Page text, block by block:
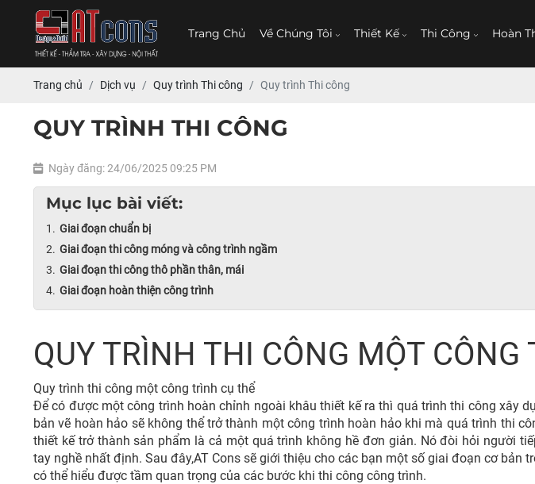
Trang Chủ Về Chúng Tôi Thiết Kế Thi Công Hoàn
Trang chủ Dịch vụ Quy trình Thi công Quy trình Thi công
QUY TRÌNH THI CÔNG
Ngày đăng: 24/06/2025 09:25 PM
Mục lục bài viết:
Giai đoạn chuẩn bị
Giai đoạn thi công móng và công trình ngầm
Giai đoạn thi công thô phần thân, mái
Giai đoạn hoàn thiện công trình
QUY TRÌNH THI CÔNG MỘT CÔNG
Quy trình thi công một công trình cụ thể
Để có được một công trình hoàn chỉnh ngoài khâu thiết kế ra thì quá trình thi công xây
bản vẽ hoàn hảo sẽ không thể trở thành một công trình hoàn hảo khi mà quá trình thi
thiết kế trở thành sản phẩm là cả một quá trình không hề đơn giản. Nó đòi hỏi người
tay nghề nhất định. Sau đây,AT Cons sẽ giới thiệu cho các bạn một số giai đoạn cơ bản
có thể hiểu được tầm quan trọng của các bước khi thi công công trình.